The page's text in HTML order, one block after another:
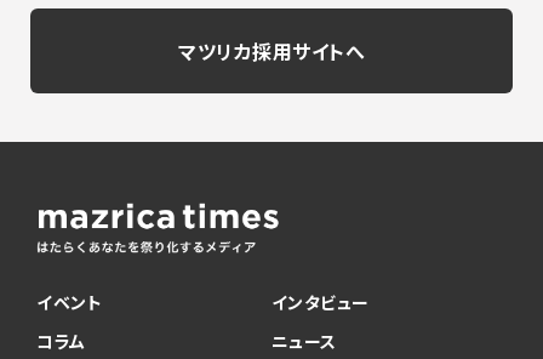
マツリカ採用サイトへ
イベント
インタビュー
コラム
ニュース